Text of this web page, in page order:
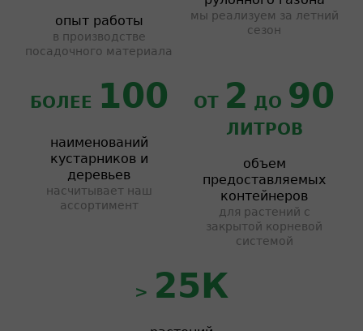
опыт работы
в производстве
посадочного материала
мы реализуем за летний
сезон
БОЛЕЕ 100
наименований
кустарников и
деревьев
насчитывает наш
ассортимент
ОТ 2 ДО 90
ЛИТРОВ
объем
предоставляемых
контейнеров
для растений с
закрытой корневой
системой
> 25К